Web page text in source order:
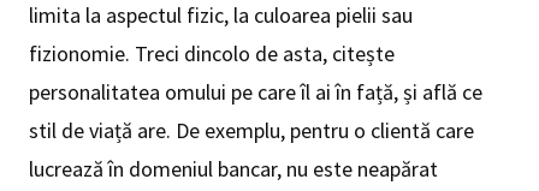
limita la aspectul fizic, la culoarea pielii sau
fizionomie. Treci dincolo de asta, citește
personalitatea omului pe care îl ai în față, și află ce
stil de viață are. De exemplu, pentru o clientă care
lucrează în domeniul bancar, nu este neapărat